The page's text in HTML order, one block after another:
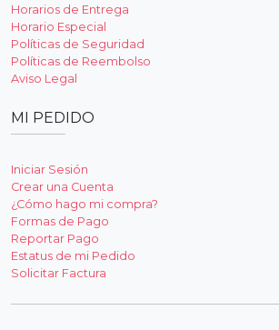
Horarios de Entrega
Horario Especial
Políticas de Seguridad
Políticas de Reembolso
Aviso Legal
MI PEDIDO
Iniciar Sesión
Crear una Cuenta
¿Cómo hago mi compra?
Formas de Pago
Reportar Pago
Estatus de mi Pedido
Solicitar Factura